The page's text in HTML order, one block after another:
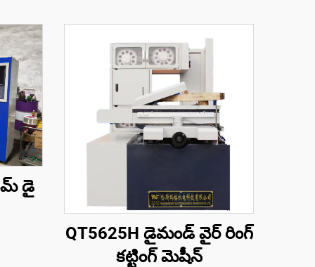
డై
QT5625H డైమండ్ వైర్ రింగ్
కట్టింగ్ మెషీన్